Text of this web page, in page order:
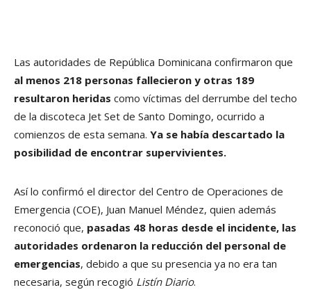
Las autoridades de República Dominicana confirmaron que
al menos 218 personas fallecieron y otras 189
resultaron heridas como víctimas del derrumbe del techo
de la discoteca Jet Set de Santo Domingo, ocurrido a
comienzos de esta semana. Ya se había descartado la
posibilidad de encontrar supervivientes.
Así lo confirmó el director del Centro de Operaciones de
Emergencia (COE), Juan Manuel Méndez, quien además
reconoció que, pasadas 48 horas desde el incidente, las
autoridades ordenaron la reducción del personal de
emergencias, debido a que su presencia ya no era tan
necesaria, según recogió Listín Diario.